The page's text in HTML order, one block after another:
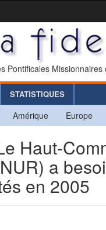
Pontificales Missionnaires
STATISTIQUES
Amérique Europe
Haut-
a
en 2005